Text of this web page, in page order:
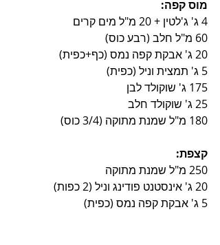
מוס קפה:
4 ג' ג'לטין + 20 מ"ל מים קרים
60 מ"ל חלב (רבע כוס)
20 ג' אבקת קפה נמס (כף+כפית)
5 ג' תמצית וניל (כפית)
175 ג' שוקולד לבן
25 ג' שוקולד חלב
180 מ"ל שמנת מתוקה (3/4 כוס)
קצפת:
250 מ"ל שמנת מתוקה
20 ג' אינסטנט פודינג וניל (2 כפות)
5 ג' אבקת קפה נמס (כפית)